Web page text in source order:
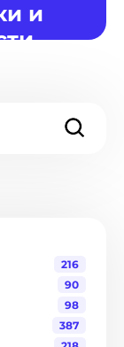
и
скидки и
216
90
98
387